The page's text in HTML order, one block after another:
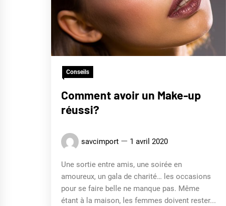
Conseils
Comment avoir un Make-up
réussi?
savcimport 1 avril 2020
Une sortie entre amis, une soirée en
amoureux, un gala de charité… les occasions
pour se faire belle ne manque pas. Même
étant à la maison, les femmes doivent rester...